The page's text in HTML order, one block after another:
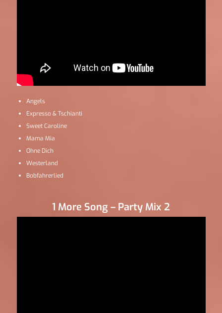
Angels
Expresso & Tschianti
Sweet Caroline
Mama Mia
Ohne Dich
Westerland
Bobfahrerlied
1 More Song – Party Mix 2